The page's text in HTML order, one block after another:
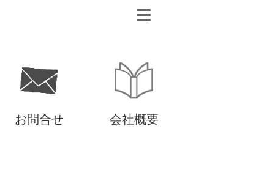
お問合せ 会社概要